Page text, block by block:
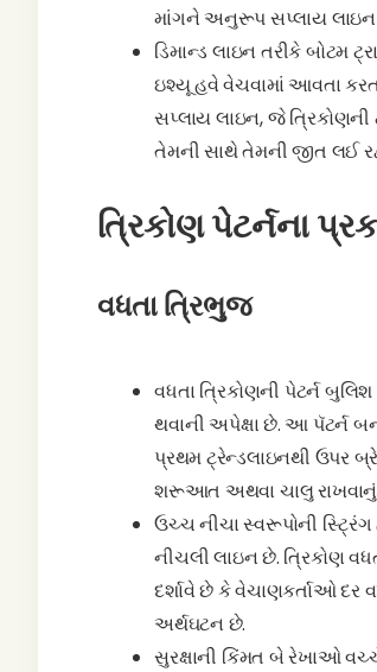
માંગને અનુરૂપ સપ્લાય લાઇન
ડિમાન્ડ લાઇન તરીકે બોટમ
ઇશ્યૂ હવે વેચવામાં આવતા
સપ્લાય લાઇન, જે ત્રિકોણની
તેમની સાથે તેમની જીત લઈ
ત્રિકોણ પેટર્નના
વધતા ત્રિભુજ
વધતા ત્રિકોણની પેટર્ન
થવાની અપેક્ષા છે. આ પૅટર્ન
પ્રથમ ટ્રેન્ડલાઇનથી ઉપર
શરૂઆત અથવા ચાલુ
ઉચ્ચ નીચા સ્વરૂપોની સ્ટ્રિંગ
નીચલી લાઇન છે. ત્રિકોણ
દર્શાવે છે કે વેચાણકર્તાઓ
અર્થઘટન છે.
સુરક્ષાની કિંમત બે રેખાઓ